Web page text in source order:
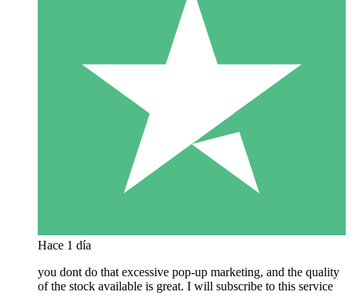
Hace 1 día
you dont do that excessive pop-up marketing, and the quality
of the stock available is great. I will subscribe to this service